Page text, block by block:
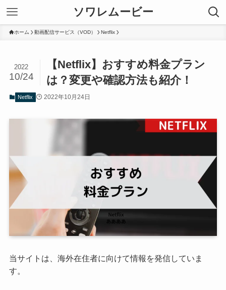
ソワレムービー
ホーム 動画配信サービス（VOD） Netflix
【Netflix】おすすめ料金プラン
は？変更や確認方法も紹介！
2022
10/24
Netflix 2022年10月24日
当サイトは、海外在住者に向けて情報を発信していま
す。